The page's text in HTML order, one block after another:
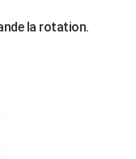
la rotation.